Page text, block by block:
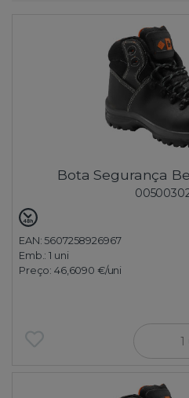
Bota Segurança
EAN: 5607258926967
Emb.:1 uni
Preço: 46,6090 €/uni